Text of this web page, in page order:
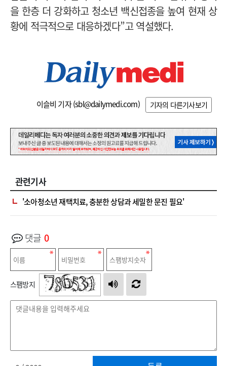
을 한층 더 강화하고 청소년 백신접종을 높여 현재 상
황에 적극적으로 대응하겠다”고 역설했다.
이슬비 기자 (sbl@dailymedi.com) 기자의 다른기사보기
관련기사
'소아청소년 재택치료, 충분한 상담과 세밀한 문진 필요'
댓글 0
스팸방지